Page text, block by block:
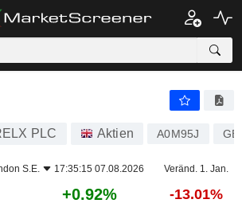
PLC Aktien A0M95J
S.E. 17:35:15 07.08.2026 Veränd. 1. Jan.
+0.92% -13.01%